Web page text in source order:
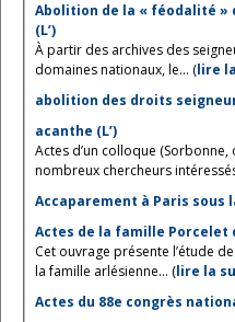
Abolition de la « féodalité »
(L’)
À partir des archives des
domaines nationaux, le... (lire
abolition des droits
acanthe (L’)
Actes d’un colloque
nombreux chercheurs
Accaparement à Paris sous
Actes de la famille Porcelet
Cet ouvrage présente l’étude
la famille arlésienne... (lire la
Actes du 88e congrès